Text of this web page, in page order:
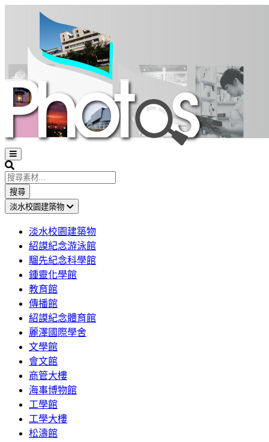
Open
sidebar
Search
搜尋
淡水校園建築物
淡水校園建築物
紹謨紀念游泳館
騮先紀念科學館
鍾靈化學館
教育館
傳播館
紹謨紀念體育館
麗澤國際學舍
文學館
會文館
商管大樓
海事博物館
工學館
工學大樓
松濤館